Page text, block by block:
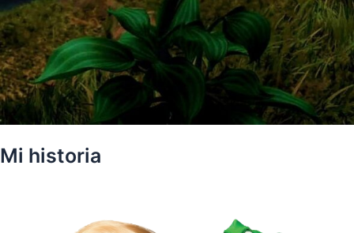
Mi historia